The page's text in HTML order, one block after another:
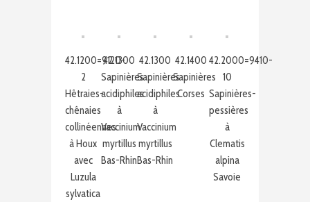
42.1200=9120-
2
Hêtraies-
chênaies
collinéennes
à Houx
avec
Luzula
sylvatica
42.1300
Sapinières
acidiphiles
à
Vaccinium
myrtillus
Bas-Rhin
42.1300
Sapinières
acidiphiles
à
Vaccinium
myrtillus
Bas-Rhin
42.1400
Sapinières
Corses
42.2000=9410-
10
Sapinières-
pessières
à
Clematis
alpina
Savoie